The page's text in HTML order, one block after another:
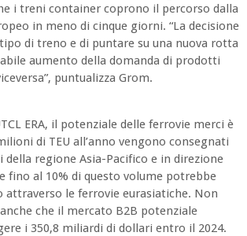
i treni container coprono il percorso dalla
in meno di cinque giorni. “La decisione
di treno e di puntare su una nuova rotta
aumento della domanda di prodotti
puntualizza Grom.
ERA, il potenziale delle ferrovie merci è
di TEU all’anno vengono consegnati
della regione Asia-Pacifico e in direzione
fino al 10% di questo volume potrebbe
attraverso le ferrovie eurasiatiche. Non
che il mercato B2B potenziale
i 350,8 miliardi di dollari entro il 2024.